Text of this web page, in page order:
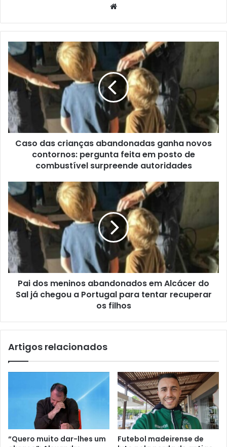
Website
Caso das crianças abandonadas ganha novos
contornos: pergunta feita em posto de
combustível surpreende autoridades
Pai dos meninos abandonados em Alcácer do
Sal já chegou a Portugal para tentar recuperar
os filhos
Artigos relacionados
“Quero muito dar-lhes um
Futebol madeirense de